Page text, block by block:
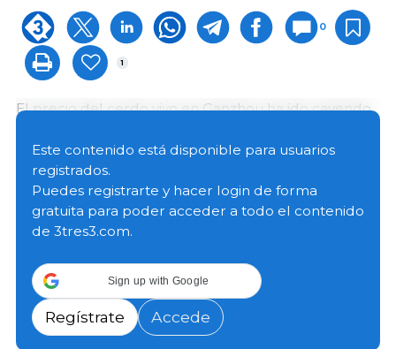
0
1
El precio del cerdo vivo en Ganzhou ha ido cayendo
consecutivas. En mayo, el volumen de sacrificio
porcino en todo el país fue de 19,96 millones de
cabezas, un incremento del 44% respecto al año
pasado. Con el continuo aumento de la oferta, los
precios de la carne de cerdo muestran una
Las razones de esta tendencia incluyen:
Este contenido está disponible para usuarios
registrados.
Puedes registrarte y hacer login de forma
gratuita para poder acceder a todo el contenido
de 3tres3.com.
Sign up with Google
Regístrate Accede